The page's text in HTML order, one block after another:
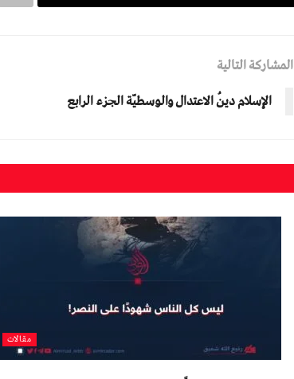
المشاركة التالية
الإسلام دينُ الاعتدال والوسطيّة الجزء الرابع
مقالات